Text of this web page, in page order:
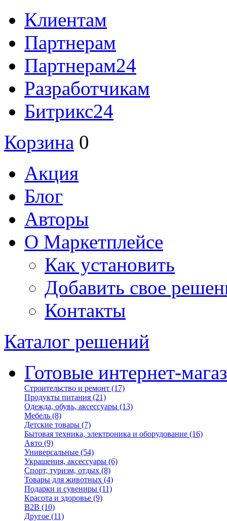
Клиентам
Партнерам
Партнерам24
Разработчикам
Битрикс24
Корзина 0
Акция
Блог
Авторы
О Маркетплейсе
Как установить
Добавить свое
Контакты
Каталог решений
Готовые интернет-
Строительство и ремонт (17)
Продукты питания (21)
Одежда, обувь, аксессуары (13)
Мебель (8)
Детские товары (7)
Бытовая техника, электроника и оборудование (16)
Авто (9)
Универсальные (54)
Украшения, аксессуары (6)
Спорт, туризм, отдых (8)
Товары для животных (4)
Подарки и сувениры (11)
Красота и здоровье (9)
B2B (10)
Другое (11)